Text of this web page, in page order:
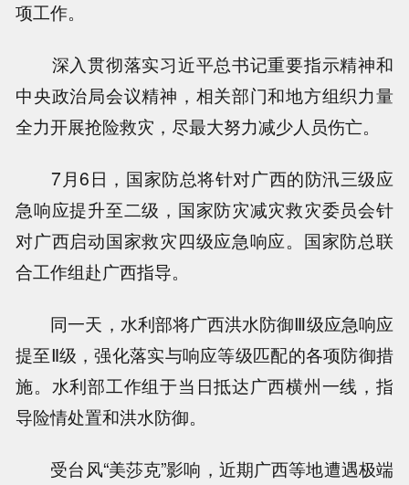
项工作。
深入贯彻落实习近平总书记重要指示精神和
中央政治局会议精神，相关部门和地方组织力量
全力开展抢险救灾，尽最大努力减少人员伤亡。
7月6日，国家防总将针对广西的防汛三级应
急响应提升至二级，国家防灾减灾救灾委员会针
对广西启动国家救灾四级应急响应。国家防总联
合工作组赴广西指导。
同一天，水利部将广西洪水防御Ⅲ级应急响应
提至Ⅱ级，强化落实与响应等级匹配的各项防御措
施。水利部工作组于当日抵达广西横州一线，指
导险情处置和洪水防御。
受台风“美莎克”影响，近期广西等地遭遇极端